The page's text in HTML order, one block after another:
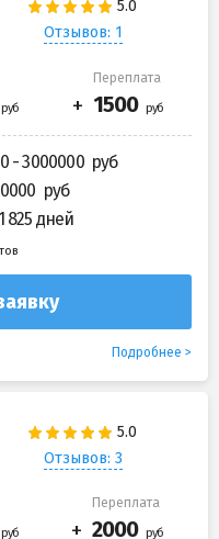
Отзывов: 1
Переплата
- 3000000
825 дней
Подробнее
Отзывов: 3
Переплата